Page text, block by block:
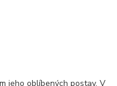
jeho oblíbených postav. V